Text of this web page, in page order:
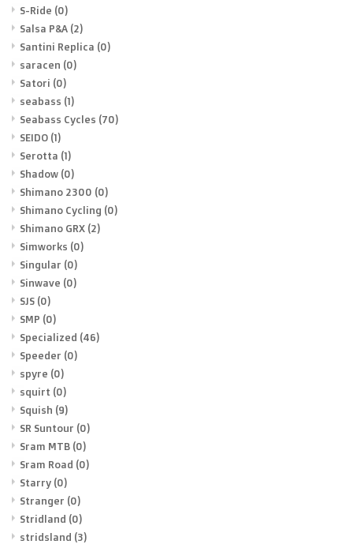
S-Ride (0)
Salsa P&A (2)
Santini Replica (0)
saracen (0)
Satori (0)
seabass (1)
Seabass Cycles (70)
SEIDO (1)
Serotta (1)
Shadow (0)
Shimano 2300 (0)
Shimano Cycling (0)
Shimano GRX (2)
Simworks (0)
Singular (0)
Sinwave (0)
SJS (0)
SMP (0)
Specialized (46)
Speeder (0)
spyre (0)
squirt (0)
Squish (9)
SR Suntour (0)
Sram MTB (0)
Sram Road (0)
Starry (0)
Stranger (0)
Stridland (0)
stridsland (3)